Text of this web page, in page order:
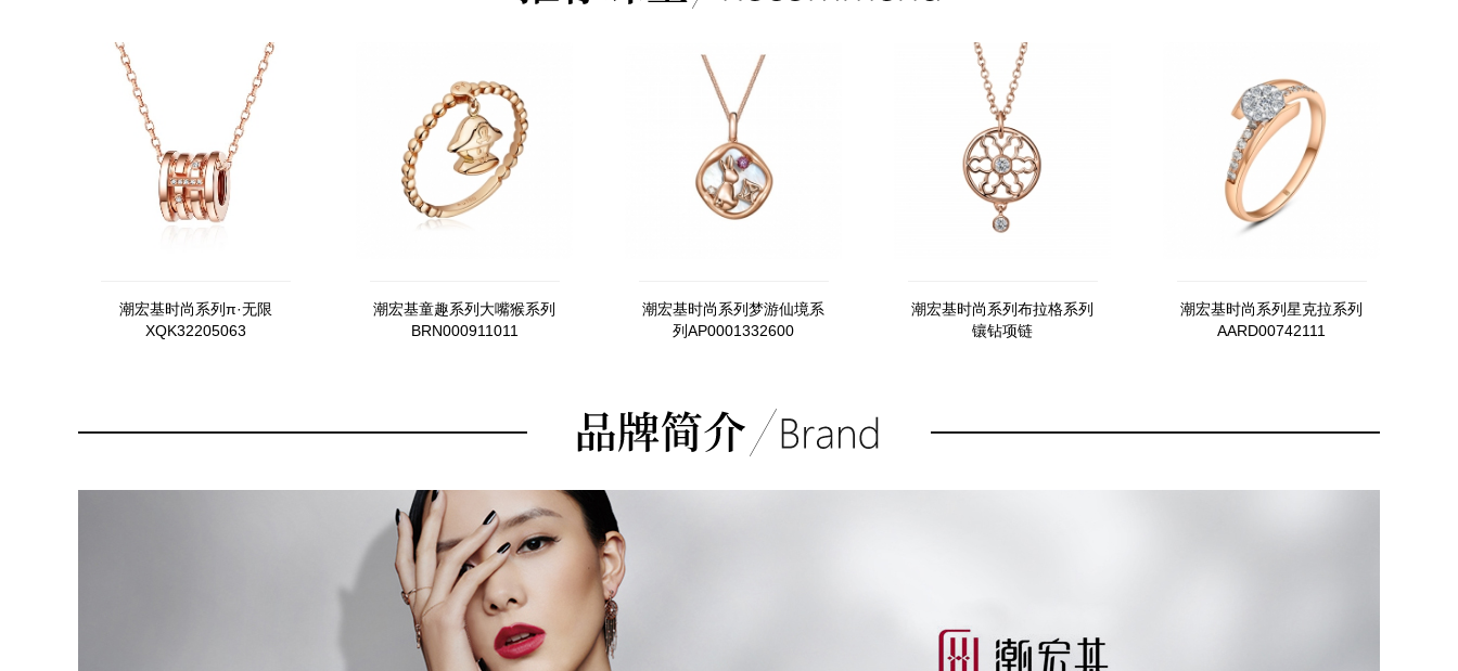
潮宏基时尚系列π·无限
XQK32205063
潮宏基童趣系列大嘴猴系列
BRN000911011
潮宏基时尚系列梦游仙境系
列AP0001332600
潮宏基时尚系列布拉格系列
镶钻项链
潮宏基时尚系列星克拉系列
AARD00742111